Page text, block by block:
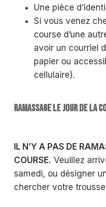
Une pièce
Si vous venez
course d’une
avoir un courriel
papier ou
cellulaire).
RAMASSAGE LE JOUR DE LA
L N’Y A PAS DE
COURSE. Veuillez
samedi, ou désigner
chercher votre